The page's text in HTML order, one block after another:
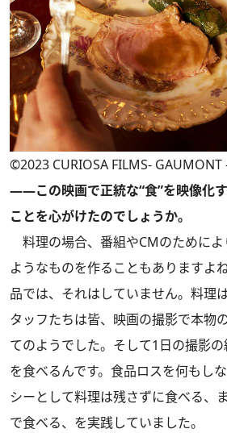
©2023 CURIOSA FILMS- GAUMONT
――この映画で正統な“食”を映像化
ことを心がけたのでしょうか。
料理の場合、番組やCMのために
ようなものを作ることもありますよ
品では、それはしていません。料理
タッフたちは皆、映画の撮影で本物
てのようでした。そして1日の撮影
を食べるんです。食品ロスを何もし
シーとして料理は残さずに食べる、
で食べる、を実践していました。